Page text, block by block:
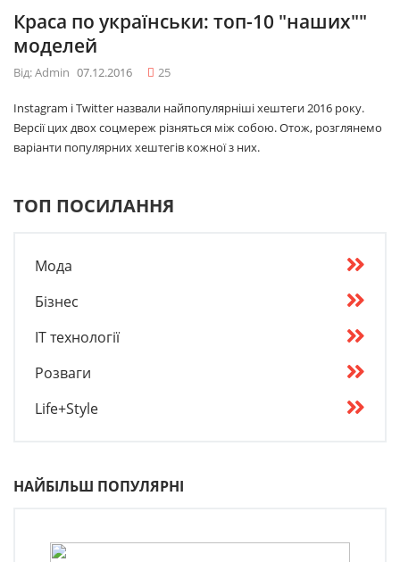
Краса по українськи: топ-10 "наших""
моделей
Від: Admin 07.12.2016 25
Instagram і Twitter назвали найпопулярніші хештеги 2016 року.
Версії цих двох соцмереж різняться між собою. Отож, розглянемо
варіанти популярних хештегів кожної з них.
ТОП ПОСИЛАННЯ
Мода
Бізнес
IT технології
Розваги
Life+Style
НАЙБІЛЬШ ПОПУЛЯРНІ